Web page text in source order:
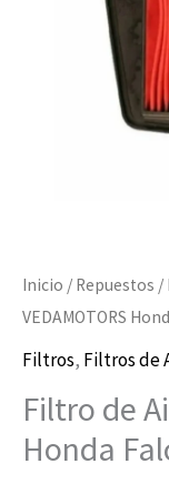
Inicio / Repuestos /
VEDAMOTORS
Filtros, Filtros de
Filtro de
Honda